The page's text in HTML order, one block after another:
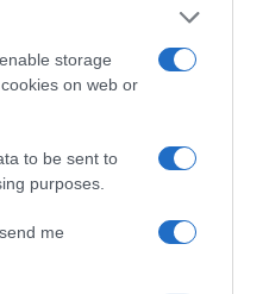
storage
on web or
to be sent to
purposes.
me